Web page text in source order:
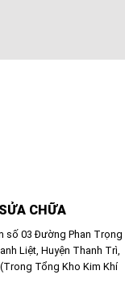
CHỮA
số 03 Đường Phan Trọng
Liệt, Huyện Thanh Trì,
(Trong Tổng Kho Kim Khí